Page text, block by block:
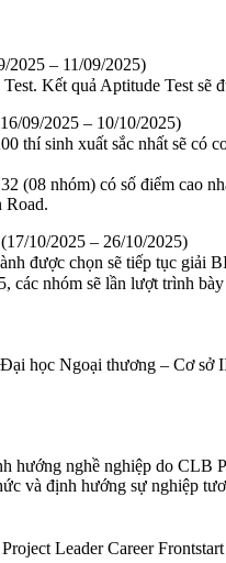
– 11/09/2025)
Kết quả Aptitude Test sẽ
09/2025 – 10/10/2025)
sinh xuất sắc nhất sẽ có
nhóm) có số điểm cao
Road.
10/2025 – 26/10/2025)
được chọn sẽ tiếp tục giải
các nhóm sẽ lần lượt trình
học Ngoại thương – Cơ sở
hướng nghề nghiệp do
và định hướng sự nghiệp
Leader Career